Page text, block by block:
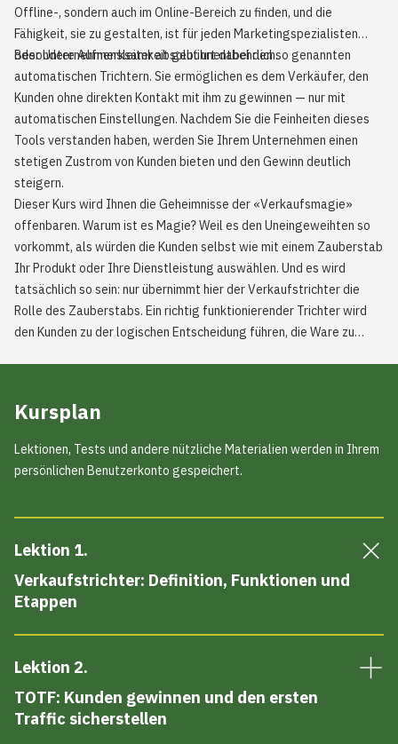
Offline-, sondern auch im Online-Bereich zu finden, und die
Fähigkeit, sie zu gestalten, ist für jeden Marketingspezialisten
oder Unternehmensleiter absolut unentbehrlich.
Besondere Aufmerksamkeit gebührt dabei den so genannten
automatischen Trichtern. Sie ermöglichen es dem Verkäufer, den
Kunden ohne direkten Kontakt mit ihm zu gewinnen — nur mit
automatischen Einstellungen. Nachdem Sie die Feinheiten dieses
Tools verstanden haben, werden Sie Ihrem Unternehmen einen
stetigen Zustrom von Kunden bieten und den Gewinn deutlich
steigern.
Dieser Kurs wird Ihnen die Geheimnisse der «Verkaufsmagie»
offenbaren. Warum ist es Magie? Weil es den Uneingeweihten so
vorkommt, als würden die Kunden selbst wie mit einem Zauberstab
Ihr Produkt oder Ihre Dienstleistung auswählen. Und es wird
tatsächlich so sein: nur übernimmt hier der Verkaufstrichter die
Rolle des Zauberstabs. Ein richtig funktionierender Trichter wird
den Kunden zu der logischen Entscheidung führen, die Ware zu
Kursplan
Lektionen, Tests und andere nützliche Materialien werden in Ihrem
persönlichen Benutzerkonto gespeichert.
Lektion 1.
Verkaufstrichter: Definition, Funktionen und
Etappen
Lektion 2.
TOTF: Kunden gewinnen und den ersten
Traffic sicherstellen